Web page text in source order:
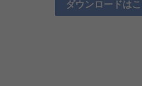
ダウンロードは